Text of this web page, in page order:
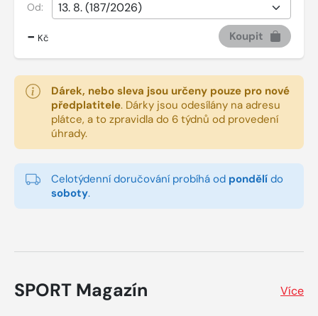
Od:
- Kč Koupit
Dárek, nebo sleva jsou určeny pouze pro nové
předplatitele. Dárky jsou odesílány na adresu
plátce, a to zpravidla do 6 týdnů od provedení
úhrady.
Celotýdenní doručování probíhá od pondělí do
soboty.
SPORT Magazín Více